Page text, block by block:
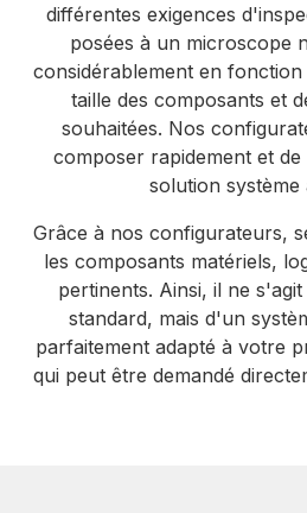
différentes exigences
posées à un microscope
considérablement en
taille des composants et
souhaitées. Nos
composer rapidement et
solution système
Grâce à nos configurateurs,
les composants matériels,
pertinents. Ainsi, il ne
standard, mais d'un
parfaitement adapté à votre
qui peut être demandé